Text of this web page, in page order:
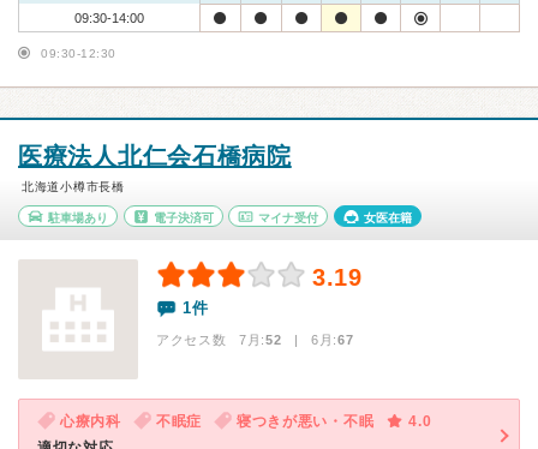
09:30-14:00
09:30-12:30
医療法人北仁会石橋病院
北海道小樽市長橋
駐車場あり 電子決済可 マイナ受付 女医在籍
3.19
1件
アクセス数 7月:52 | 6月:67
心療内科 不眠症 寝つきが悪い・不眠
4.0